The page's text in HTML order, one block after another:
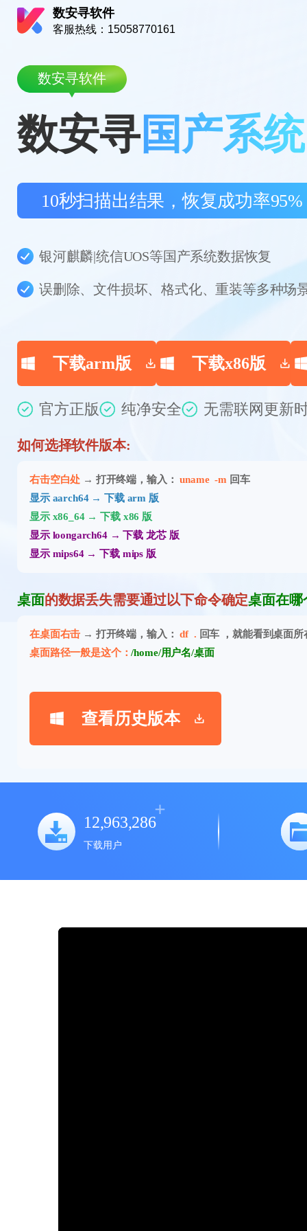
数安寻软件
客服热线：15058770161
数安寻国产系统
数安寻软件
10秒扫描出结果，恢复成功率95%
银河麒麟|统信UOS等国产系统数据恢复
误删除、文件损坏、格式化、重装等多种场
下载arm版 下载x86版
官方正版 纯净安全 无需联网更新
如何选择软件版本:
右击空白处 → 打开终端，输入：uname -m 回车
显示 aarch64 → 下载 arm 版
显示 x86_64 → 下载 x86 版
显示 loongarch64 → 下载 龙芯 版
显示 mips64 → 下载 mips 版
桌面的数据丢失需要通过以下命令确定桌面在哪
在桌面右击 → 打开终端，输入：df . 回车 ，就能看到桌面
桌面路径一般是这个：/home/用户名/桌面
查看历史版本
12,963,286
下载用户